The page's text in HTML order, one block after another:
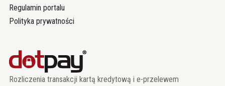
Regulamin portalu
Polityka prywatności
Rozliczenia transakcji kartą kredytową i e-przelewem